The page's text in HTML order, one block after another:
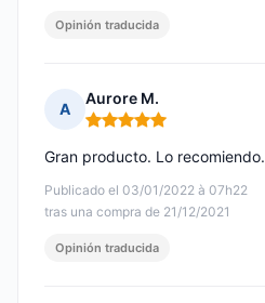
Opinión traducida
A
Aurore M.
Nota: 5 de 5
Publicado el 03/01/2022 à 07h22
tras una compra de 21/12/2021
Gran producto. Lo recomiendo.
Opinión traducida